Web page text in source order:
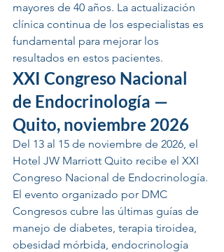
mayores de 40 años. La actualización
clínica continua de los especialistas es
fundamental para mejorar los
resultados en estos pacientes.
XXI Congreso Nacional
de Endocrinología —
Quito, noviembre 2026
Del 13 al 15 de noviembre de 2026, el
Hotel JW Marriott Quito recibe el XXI
Congreso Nacional de Endocrinología.
El evento organizado por DMC
Congresos cubre las últimas guías de
manejo de diabetes, terapia tiroidea,
obesidad mórbida, endocrinología